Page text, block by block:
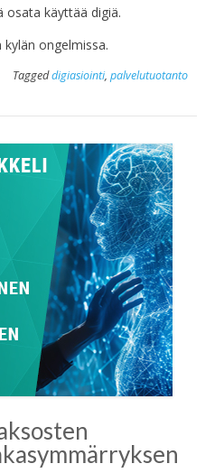
osata käyttää digiä.
ongelmissa.
Taggeddigiasiointi, palvelutuotanto